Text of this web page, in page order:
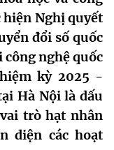
hiện Nghị quyết
đổi số quốc
nghệ quốc
kỳ 2025 -
Hà Nội là dấu
trò hạt nhân
diện các hoạt